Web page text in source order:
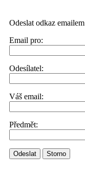
Odeslat odkaz emailem
Email pro:
Odesílatel:
Váš email:
Předmět:
Odeslat Storno